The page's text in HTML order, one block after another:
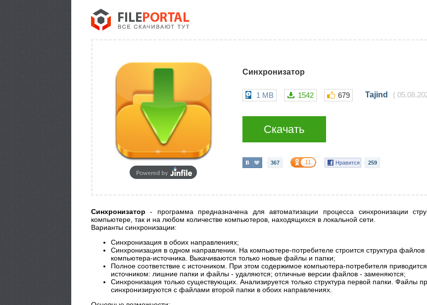
Синхронизатор
1 MB 1542 679 Tajind (
Скачать
367 11 Нравится 259
Синхронизатор - программа предназначена для автоматизации процесса синхронизации
компьютере, так и на любом количестве компьютеров, находящихся в локальной сети.
Варианты синхронизации:
Синхронизация в обоих направлениях;
Синхронизация в одном направлении. На компьютере-потребителе строится структура файлов
компьютера-источника. Выкачиваются только новые файлы и папки;
Полное соответствие с источником. При этом содержимое компьютера-потребителя
источником: лишние папки и файлы - удаляются; отличные версии файлов - заменяются;
Синхронизация только существующих. Анализируется только структура первой папки. Файлы
синхронизируются с файлами второй папки в обоих направлениях.